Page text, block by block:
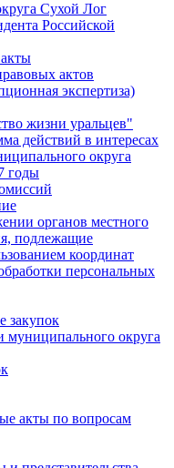
Сухой Лог
Российской
актов
экспертиза)
жизни уральцев"
действий в интересах
округа
годы
органов местного
подлежащие
координат
персональных
закупок
округа
акты по вопросам